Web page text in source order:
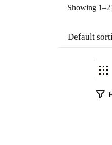
Showing
Default